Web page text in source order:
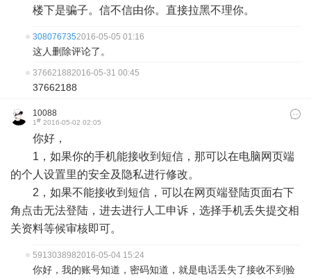
楼下是骗子。信不信由你。直接拉黑不理你。
3080767352016-05-05 01:16
这人删除评论了。
376621882016-05-31 00:45
37662188
10088
1# 2016-05-02 02:05
你好，
1，如果你的手机能接收到短信，那可以在电脑网页端
的个人设置里的安全及隐私进行修改。
2，如果不能接收到短信，可以在网页端登陆页面右下
角点击无法登陆，进去进行人工申诉，选择手机丢失提交相
关资料等候审核即可。
5913038982016-05-04 15:24
你好，我的账号知道，密码知道，就是电话丢失了接收不到验